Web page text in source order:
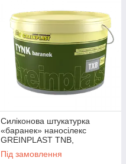
Силіконова штукатурка
«баранек» наносілекс
GREINPLAST TNB,
силіконова штукатурка
наносілекс Грейнпласт
Під замовлення